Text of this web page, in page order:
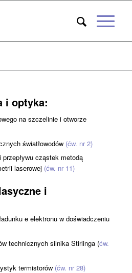
i optyka:
na szczelinie i otworze
światłowodów (ćw. nr 2)
cząstek metodą
laserowej (ćw. nr 11)
i
e elektronu w doświadczeniu
technicznych silnika Stirlinga (ćw.
termistorów (ćw. nr 28)